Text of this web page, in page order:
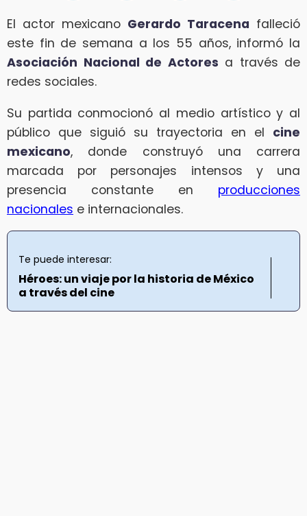
El actor mexicano Gerardo Taracena falleció
este fin de semana a los 55 años, informó la
Asociación Nacional de Actores a través de
redes sociales.
Su partida conmocionó al medio artístico y al
público que siguió su trayectoria en el cine
mexicano, donde construyó una carrera
marcada por personajes intensos y una
presencia constante en producciones
nacionales e internacionales.
Te puede interesar:
Héroes: un viaje por la historia de México
a través del cine